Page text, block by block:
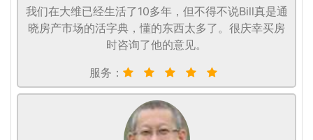
我们在大维已经生活了10多年，但不得不说Bill真是通
晓房产市场的活字典，懂的东西太多了。很庆幸买房
时咨询了他的意见。
服务：